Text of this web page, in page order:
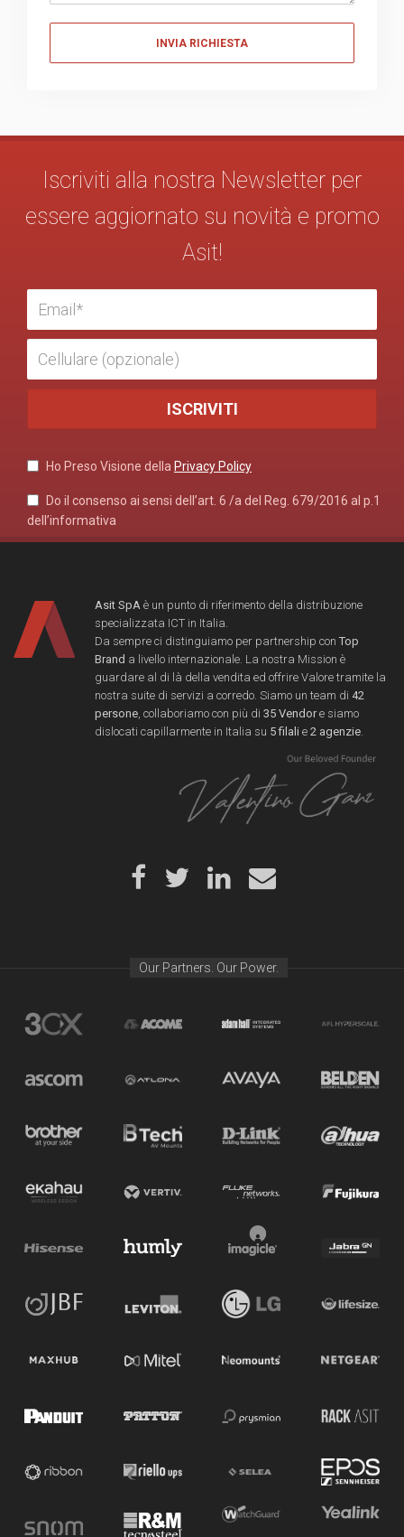
Iscriviti alla nostra Newsletter per
essere aggiornato su novità e promo
Asit!
Ho Preso Visione della Privacy Policy
Do il consenso ai sensi dell’art. 6 /a del Reg. 679/2016 al p.1
dell’informativa
Asit SpA è un punto di riferimento della distribuzione
specializzata ICT in Italia.
Da sempre ci distinguiamo per partnership con Top
Brand a livello internazionale. La nostra Mission è
guardare al di là della vendita ed offrire Valore tramite la
nostra suite di servizi a corredo. Siamo un team di 42
persone, collaboriamo con più di 35 Vendore siamo
dislocati capillarmente in Italia su 5 filali e 2 agenzie.